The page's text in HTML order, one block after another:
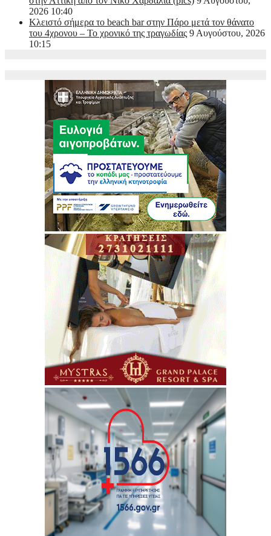
2026 10:40
Κλειστό σήμερα το beach bar στην Πάρο μετά τον θάνατο
του 4χρονου – Το χρονικό της τραγωδίας 9 Αυγούστου, 2026
10:15